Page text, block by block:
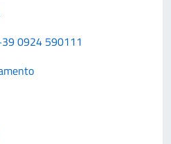
0924 590111